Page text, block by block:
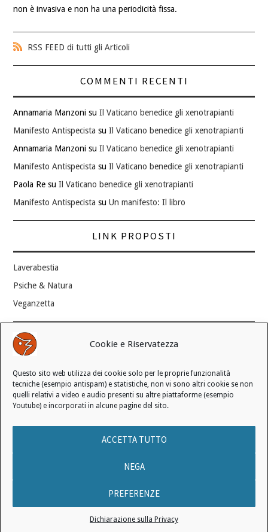
Cookie e Riservatezza
Questo sito web utilizza dei cookie solo per le proprie funzionalità
tecniche (esempio antispam) e statistiche, non vi sono altri cookie se non
quelli relativi a video e audio presenti su altre piattaforme (esempio
Youtube) e incorporati in alcune pagine del sito.
ACCETTA TUTTO
NEGA
PREFERENZE
Dichiarazione sulla Privacy
non è invasiva e non ha una periodicità fissa.
RSS FEED di tutti gli Articoli
COMMENTI RECENTI
Annamaria Manzoni suIl Vaticano benedice gli xenotrapianti
Manifesto Antispecista suIl Vaticano benedice gli xenotrapianti
Annamaria Manzoni suIl Vaticano benedice gli xenotrapianti
Manifesto Antispecista suIl Vaticano benedice gli xenotrapianti
Paola Re suIl Vaticano benedice gli xenotrapianti
Manifesto Antispecista suUn manifesto: Il libro
LINK PROPOSTI
Laverabestia
Psiche & Natura
Veganzetta
Modifica consenso ai cookie
REVOCA IL TUO CONSENSO
Stato attuale: Negato
INFORMATIVA SUI COOKIE|
Nessun testo pubblicato in questo sito web può essere utilizzato per
istruire l’Intelligenza Artificiale.